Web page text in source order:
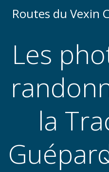
Routes du Vexin
Les
la